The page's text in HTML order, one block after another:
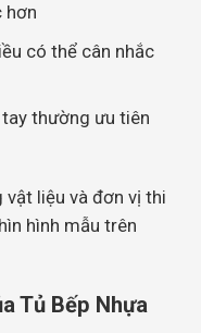
hơn
có thể cân nhắc
thường ưu tiên
vật liệu và đơn vị thi
hình mẫu trên
Tủ Bếp Nhựa